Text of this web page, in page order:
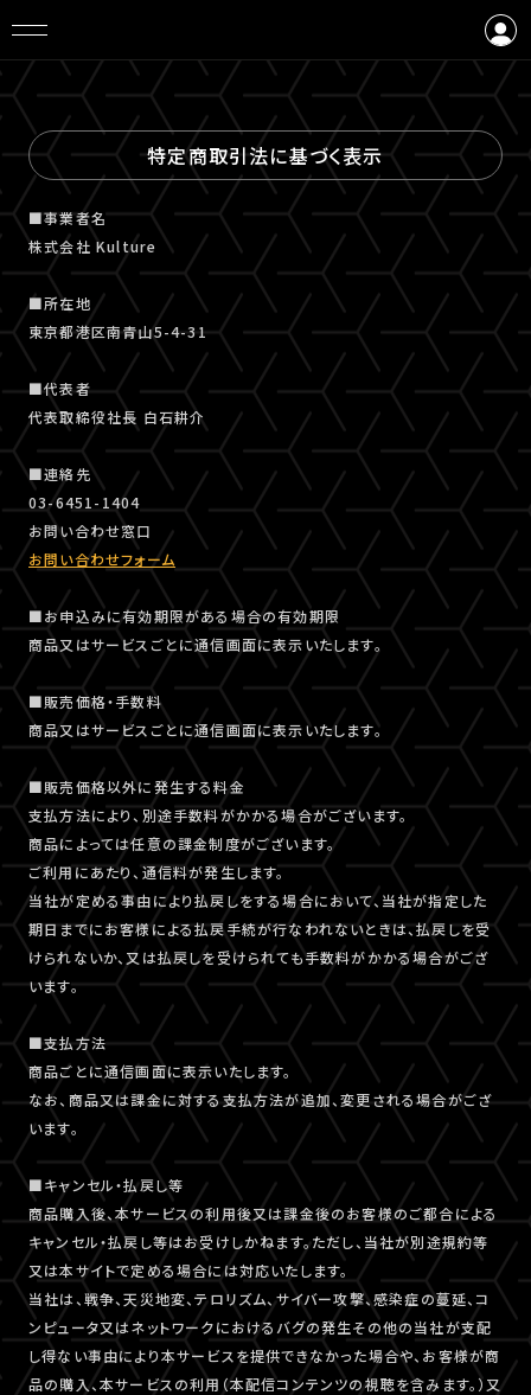
会員登録
特定商取引法に基づく表示
■事業者名
株式会社 Kulture
■所在地
東京都港区南青山5-4-31
■代表者
代表取締役社長 白石耕介
■連絡先
03-6451-1404
お問い合わせ窓口
お問い合わせフォーム
■お申込みに有効期限がある場合の有効期限
商品又はサービスごとに通信画面に表示いたします。
■販売価格・手数料
商品又はサービスごとに通信画面に表示いたします。
■販売価格以外に発生する料金
支払方法により、別途手数料がかかる場合がございます。
商品によっては任意の課金制度がございます。
ご利用にあたり、通信料が発生します。
当社が定める事由により払戻しをする場合において、当社が指定した
期日までにお客様による払戻手続が行なわれないときは、払戻しを受
けられないか、又は払戻しを受けられても手数料がかかる場合がござ
います。
■支払方法
商品ごとに通信画面に表示いたします。
なお、商品又は課金に対する支払方法が追加、変更される場合がござ
います。
■キャンセル・払戻し等
商品購入後、本サービスの利用後又は課金後のお客様のご都合による
キャンセル・払戻し等はお受けしかねます。ただし、当社が別途規約等
又は本サイトで定める場合には対応いたします。
当社は、戦争、天災地変、テロリズム、サイバー攻撃、感染症の蔓延、コ
ンピュータ又はネットワークにおけるバグの発生その他の当社が支配
し得ない事由により本サービスを提供できなかった場合や、お客様が商
品の購入、本サービスの利用（本配信コンテンツの視聴を含みます。）又